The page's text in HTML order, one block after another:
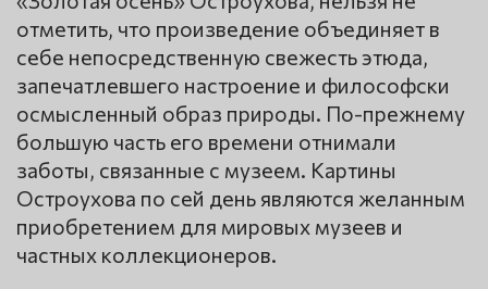
отметить, что произведение объединяет в
себе непосредственную свежесть этюда,
запечатлевшего настроение и философски
осмысленный образ природы. По-прежнему
большую часть его времени отнимали
заботы, связанные с музеем. Картины
Остроухова по сей день являются желанным
приобретением для мировых музеев и
частных коллекционеров.